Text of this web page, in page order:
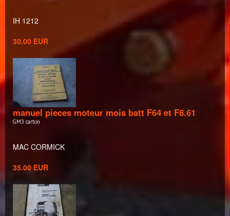
IH 1212
30.00 EUR
manuel pieces moteur mois batt F64 et F8.61
GM3 carton
MAC CORMICK
35.00 EUR